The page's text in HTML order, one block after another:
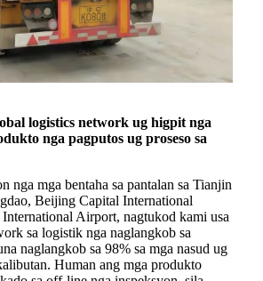
logistics network ug higpit nga
nga pagputos ug proseso sa
nga mga bentaha sa pantalan sa Tianjin
Beijing Capital International
Airport, nagtukod kami usa
sa logistik nga naglangkob sa
naglangkob sa 98% sa mga nasud ug
Human ang mga produkto